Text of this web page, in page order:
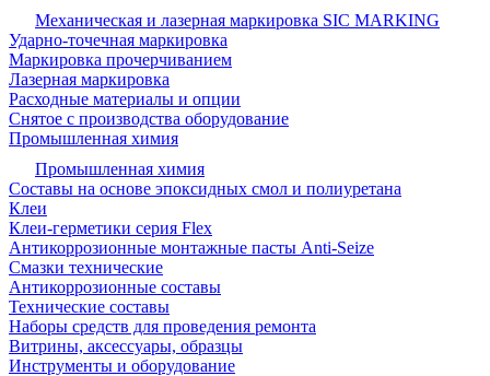
Механическая и лазерная маркировка SIC MARKING
Ударно-точечная маркировка
Маркировка прочерчиванием
Лазерная маркировка
Расходные материалы и опции
Снятое с производства оборудование
Промышленная химия
Промышленная химия
Составы на основе эпоксидных смол и полиуретана
Клеи
Клеи-герметики серия Flex
Антикоррозионные монтажные пасты Anti-Seize
Смазки технические
Антикоррозионные составы
Технические составы
Наборы средств для проведения ремонта
Витрины, аксессуары, образцы
Инструменты и оборудование